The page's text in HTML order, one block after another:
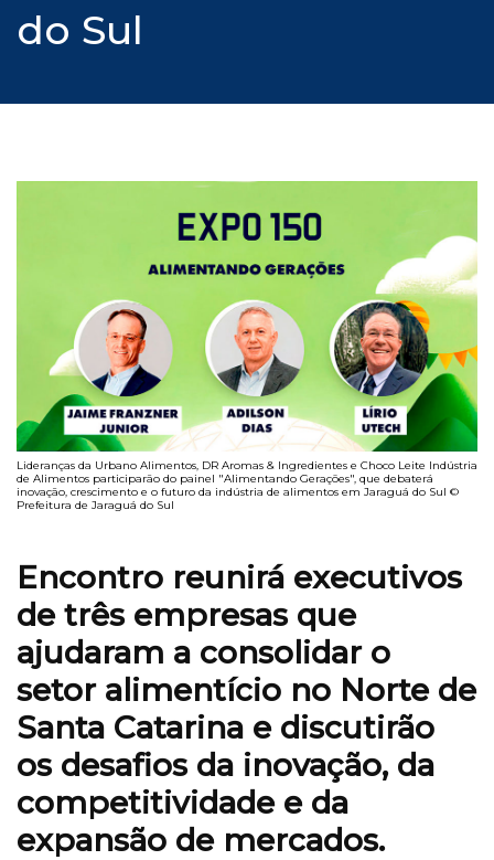
do Sul
Lideranças da Urbano Alimentos, DR Aromas & Ingredientes e Choco Leite Indústria
de Alimentos participarão do painel "Alimentando Gerações", que debaterá
inovação, crescimento e o futuro da indústria de alimentos em Jaraguá do Sul ©
Prefeitura de Jaraguá do Sul
Encontro reunirá executivos
de três empresas que
ajudaram a consolidar o
setor alimentício no Norte de
Santa Catarina e discutirão
os desafios da inovação, da
competitividade e da
expansão de mercados.